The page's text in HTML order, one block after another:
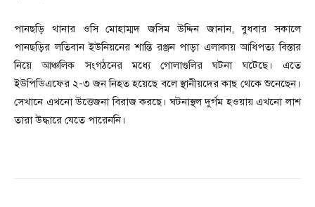
পানছড়ি থানার ওসি মোহাম্মদ জসিম উদ্দিন জানান, বুধবার সকালে
পানছড়ির লতিবান ইউনিয়নের শান্তি রঞ্জন পাড়া এলাকায় আধিপত্য বিস্তার
নিয়ে আঞ্চলিক সংগঠনের মধ্যে গোলাগুলির ঘটনা ঘটেছে। এতে
ইউপিডিএফের ২-৩ জন নিহত হয়েছে বলে স্থানীয়দের কাছ থেকে শুনেছেন।
সেখানে এখনো উত্তেজনা বিরাজ করছে। ঘটনাস্থল দুর্গম হওয়ায় এখনো লাশ
তারা উদ্ধারে যেতে পারেননি।